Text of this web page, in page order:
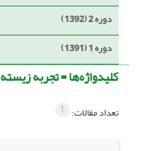
دوره 2 (1392)
دوره 1 (1391)
کلیدواژه‌ها =تجربه زیسته
تعداد مقالات: 1